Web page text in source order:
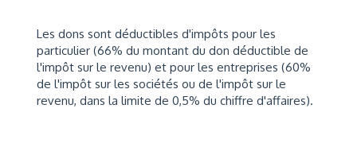
Les dons sont déductibles d'impôts pour les
particulier (66% du montant du don déductible de
l'impôt sur le revenu) et pour les entreprises (60%
de l'impôt sur les sociétés ou de l'impôt sur le
revenu, dans la limite de 0,5% du chiffre d'affaires).